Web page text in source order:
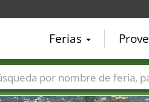
Ferias
Nombres de ferias Países